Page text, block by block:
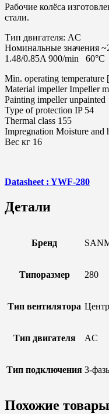
Рабочие колёса
стали.
Тип двигателя: AC
Номинальные значения
1.48/0.85A 900/min 60°C
Min. operating temperature
Material impeller Impeller
Painting impeller unpainted
Type of protection IP 54
Thermal class 155
Impregnation Moisture and
Вес кг 16
Datasheet : YWF-280
Детали
Бренд
Типоразмер 280
Тип вентилятора
Тип двигателя AC
Тип подключения 3-
Похожие товары